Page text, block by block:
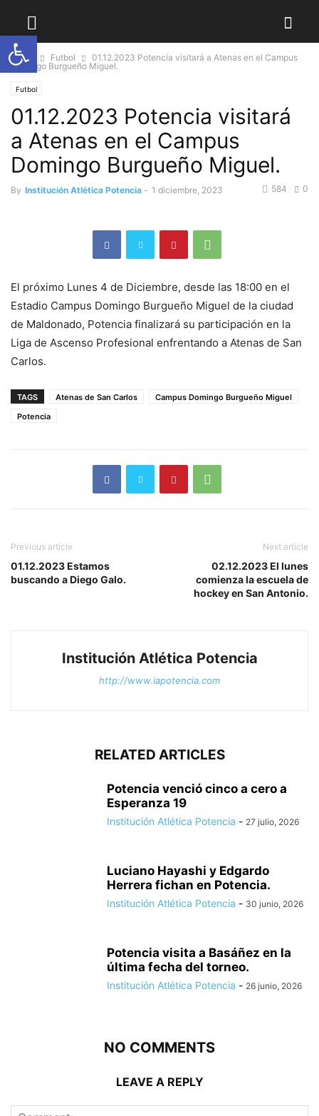
Abrir barra de herramientas
Home Futbol
01.12.2023 Potencia visitará a Atenas en el Campus
Domingo Burgueño Miguel.
Futbol
01.12.2023 Potencia visitará
a Atenas en el Campus
Domingo Burgueño Miguel.
By Institución Atlética Potencia - 1 diciembre, 2023 0
584
El próximo Lunes 4 de Diciembre, desde las 18:00 en el
Estadio Campus Domingo Burgueño Miguel de la ciudad
de Maldonado, Potencia finalizará su participación en la
Liga de Ascenso Profesional enfrentando a Atenas de San
Carlos.
TAGS Atenas de San Carlos
Campus Domingo Burgueño Miguel
Potencia
Previous article
01.12.2023 Estamos
buscando a Diego Galo.
Next article
02.12.2023 El lunes
comienza la escuela de
hockey en San Antonio.
Institución Atlética Potencia
http://www.iapotencia.com
RELATED ARTICLES
Potencia venció cinco a cero a
Esperanza 19
Institución Atlética Potencia - 27 julio, 2026
Luciano Hayashi y Edgardo
Herrera fichan en Potencia.
Institución Atlética Potencia - 30 junio, 2026
Potencia visita a Basáñez en la
última fecha del torneo.
Institución Atlética Potencia - 26 junio, 2026
NO COMMENTS
LEAVE A REPLY